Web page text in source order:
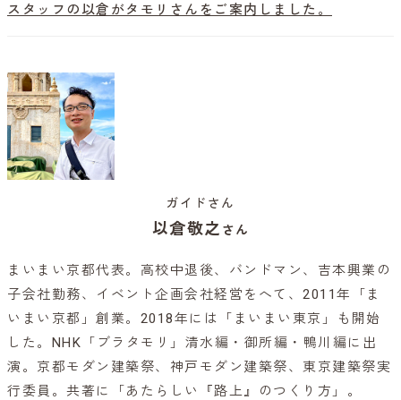
スタッフの以倉がタモリさんをご案内しました。
ガイドさん
以倉敬之 さん
まいまい京都代表。高校中退後、バンドマン、吉本興業の
子会社勤務、イベント企画会社経営をへて、2011年「ま
いまい京都」創業。2018年には「まいまい東京」も開始
した。NHK「ブラタモリ」清水編・御所編・鴨川編に出
演。京都モダン建築祭、神戸モダン建築祭、東京建築祭実
行委員。共著に「あたらしい『路上』のつくり方」。